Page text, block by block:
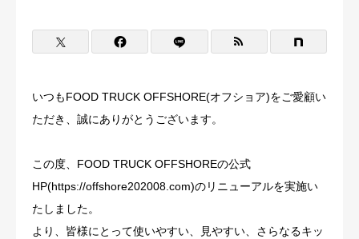
いつもFOOD TRUCK OFFSHORE(オフショア)をご愛顧い
ただき、誠にありがとうございます。
この度、FOOD TRUCK OFFSHOREの公式
HP(https://offshore202008.com)のリニューアルを実施い
たしました。
より、皆様にとって使いやすい、見やすい、さらなるキッ